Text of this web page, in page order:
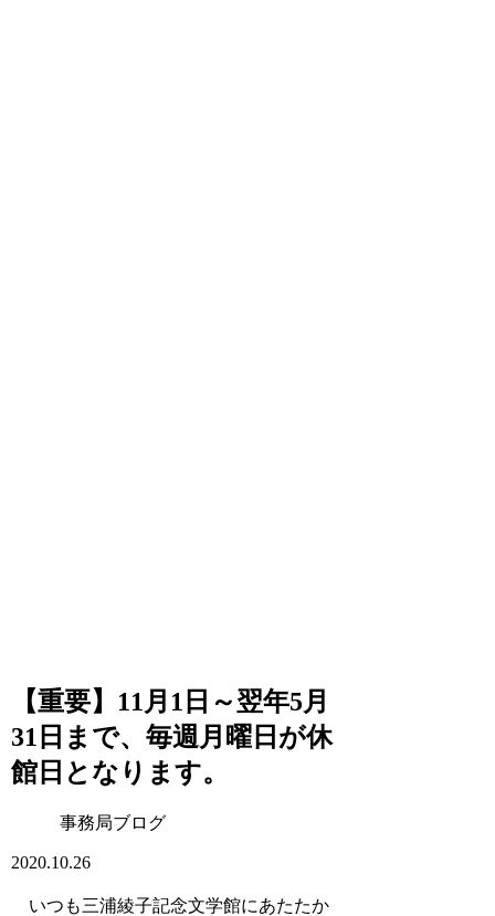
【重要】11月1日～翌年5月
31日まで、毎週月曜日が休
館日となります。
事務局ブログ
2020.10.26
いつも三浦綾子記念文学館にあたたか